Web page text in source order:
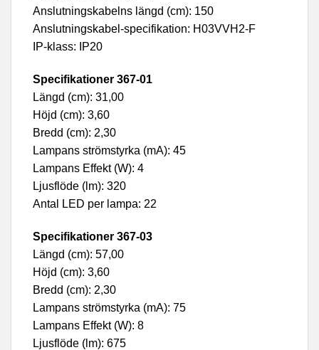
Anslutningskabelns längd (cm): 150
Anslutningskabel-specifikation: H03VVH2-F
IP-klass: IP20
Specifikationer 367-01
Längd (cm): 31,00
Höjd (cm): 3,60
Bredd (cm): 2,30
Lampans strömstyrka (mA): 45
Lampans Effekt (W): 4
Ljusflöde (lm): 320
Antal LED per lampa: 22
Specifikationer 367-03
Längd (cm): 57,00
Höjd (cm): 3,60
Bredd (cm): 2,30
Lampans strömstyrka (mA): 75
Lampans Effekt (W): 8
Ljusflöde (lm): 675